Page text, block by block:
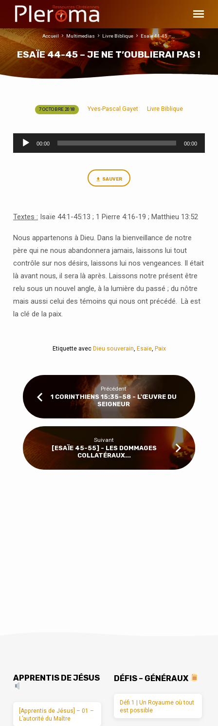
ESAÏE 44-45 – JE NE T’OUBLIERAI PAS !
Accueil Multimedias Livre Biblique Esaïe 44-45 –…
ESAÏE
45
–
!
7 OCTOBRE 2018 Yves-Pascal Gayet Livre Biblique
Lecteur
audio
00:00 00:00
SAUVER
Textes : Isaïe 44:1-45:13 ; 1 Pierre 4:16-19 ; Matthieu 13:52
Nous appartenons à Dieu. Dans la bienveillance de notre
père qui ne nous abandonnera jamais, laissons lui tout
contrôle sur nos désirs, laissons lui nos vengeances. Il était
là avant nous, il sera là après. Laissons notre présent être
relu sous un nouvel angle, à la lumière du passé ; du nôtre
mais aussi celui des témoins qui nous ont précédé. Là est
la clé de la paix.
Etiquette avec Dieu souverain, Esaïe, Paix
Précédent
1 CORINTHIENS 15:35-58 - L'ŒUVRE DU
SEIGNEUR
Suivant
[ESAÏE 45-55] - LES DOMMAGES
COLLATÉRAUX...
APPRENTIS DE JÉSUS
[Apprentis de Jésus] – 01 –
L’autorité du Maître
DÉFIS – GÉNÉRAUX
Défi 1 | Un Royaume où tout
est possible